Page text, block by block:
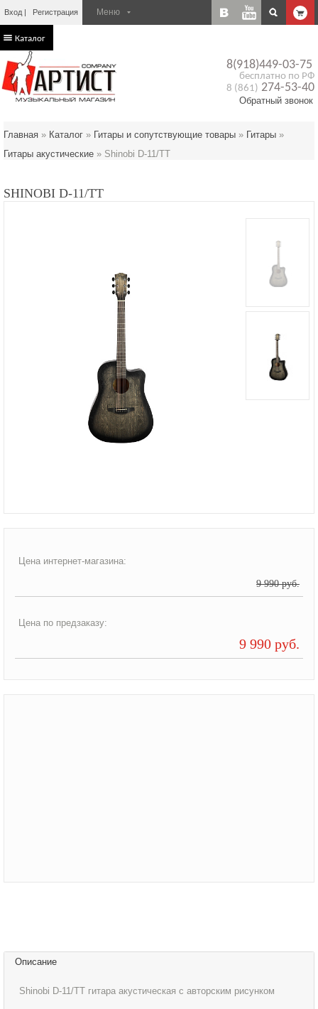
Вход Регистрация
8(918)449-03-75
бесплатно по РФ
8 (861) 274-53-40
Обратный звонок
Каталог
Главная » Каталог » Гитары и сопутствующие товары » Гитары »
Гитары акустические » Shinobi D-11/TT
SHINOBI D-11/TT
Цена интернет-магазина:
9 990 руб.
Цена по предзаказу:
9 990 руб.
Описание
Shinobi D-11/TT гитара акустическая с авторским рисунком